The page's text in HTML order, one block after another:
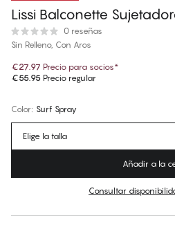
Lissi Balconette
0 reseñas
Sin Relleno, Con Aros
€27.97 Precio para socios*
€55.95 Precio regular
Color: Surf Spray
Encuentra tu talla
Elige la talla
Añadir a la
Consultar